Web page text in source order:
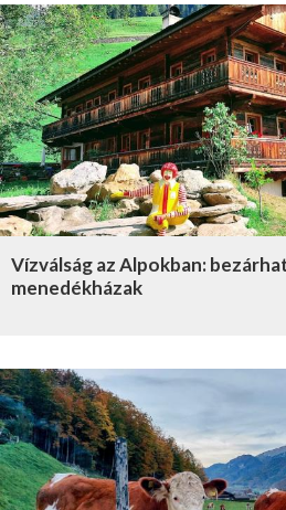
Vízválság az Alpokban:
menedékházak